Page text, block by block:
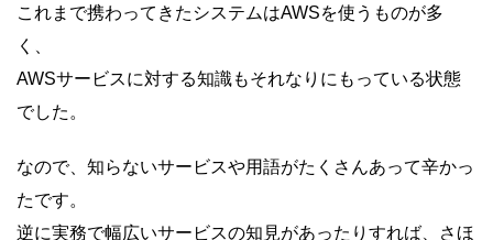
これまで携わってきたシステムはAWSを使うものが多
く、
AWSサービスに対する知識もそれなりにもっている状態
でした。
なので、知らないサービスや用語がたくさんあって辛かっ
たです。
逆に実務で幅広いサービスの知見があったりすれば、さほ